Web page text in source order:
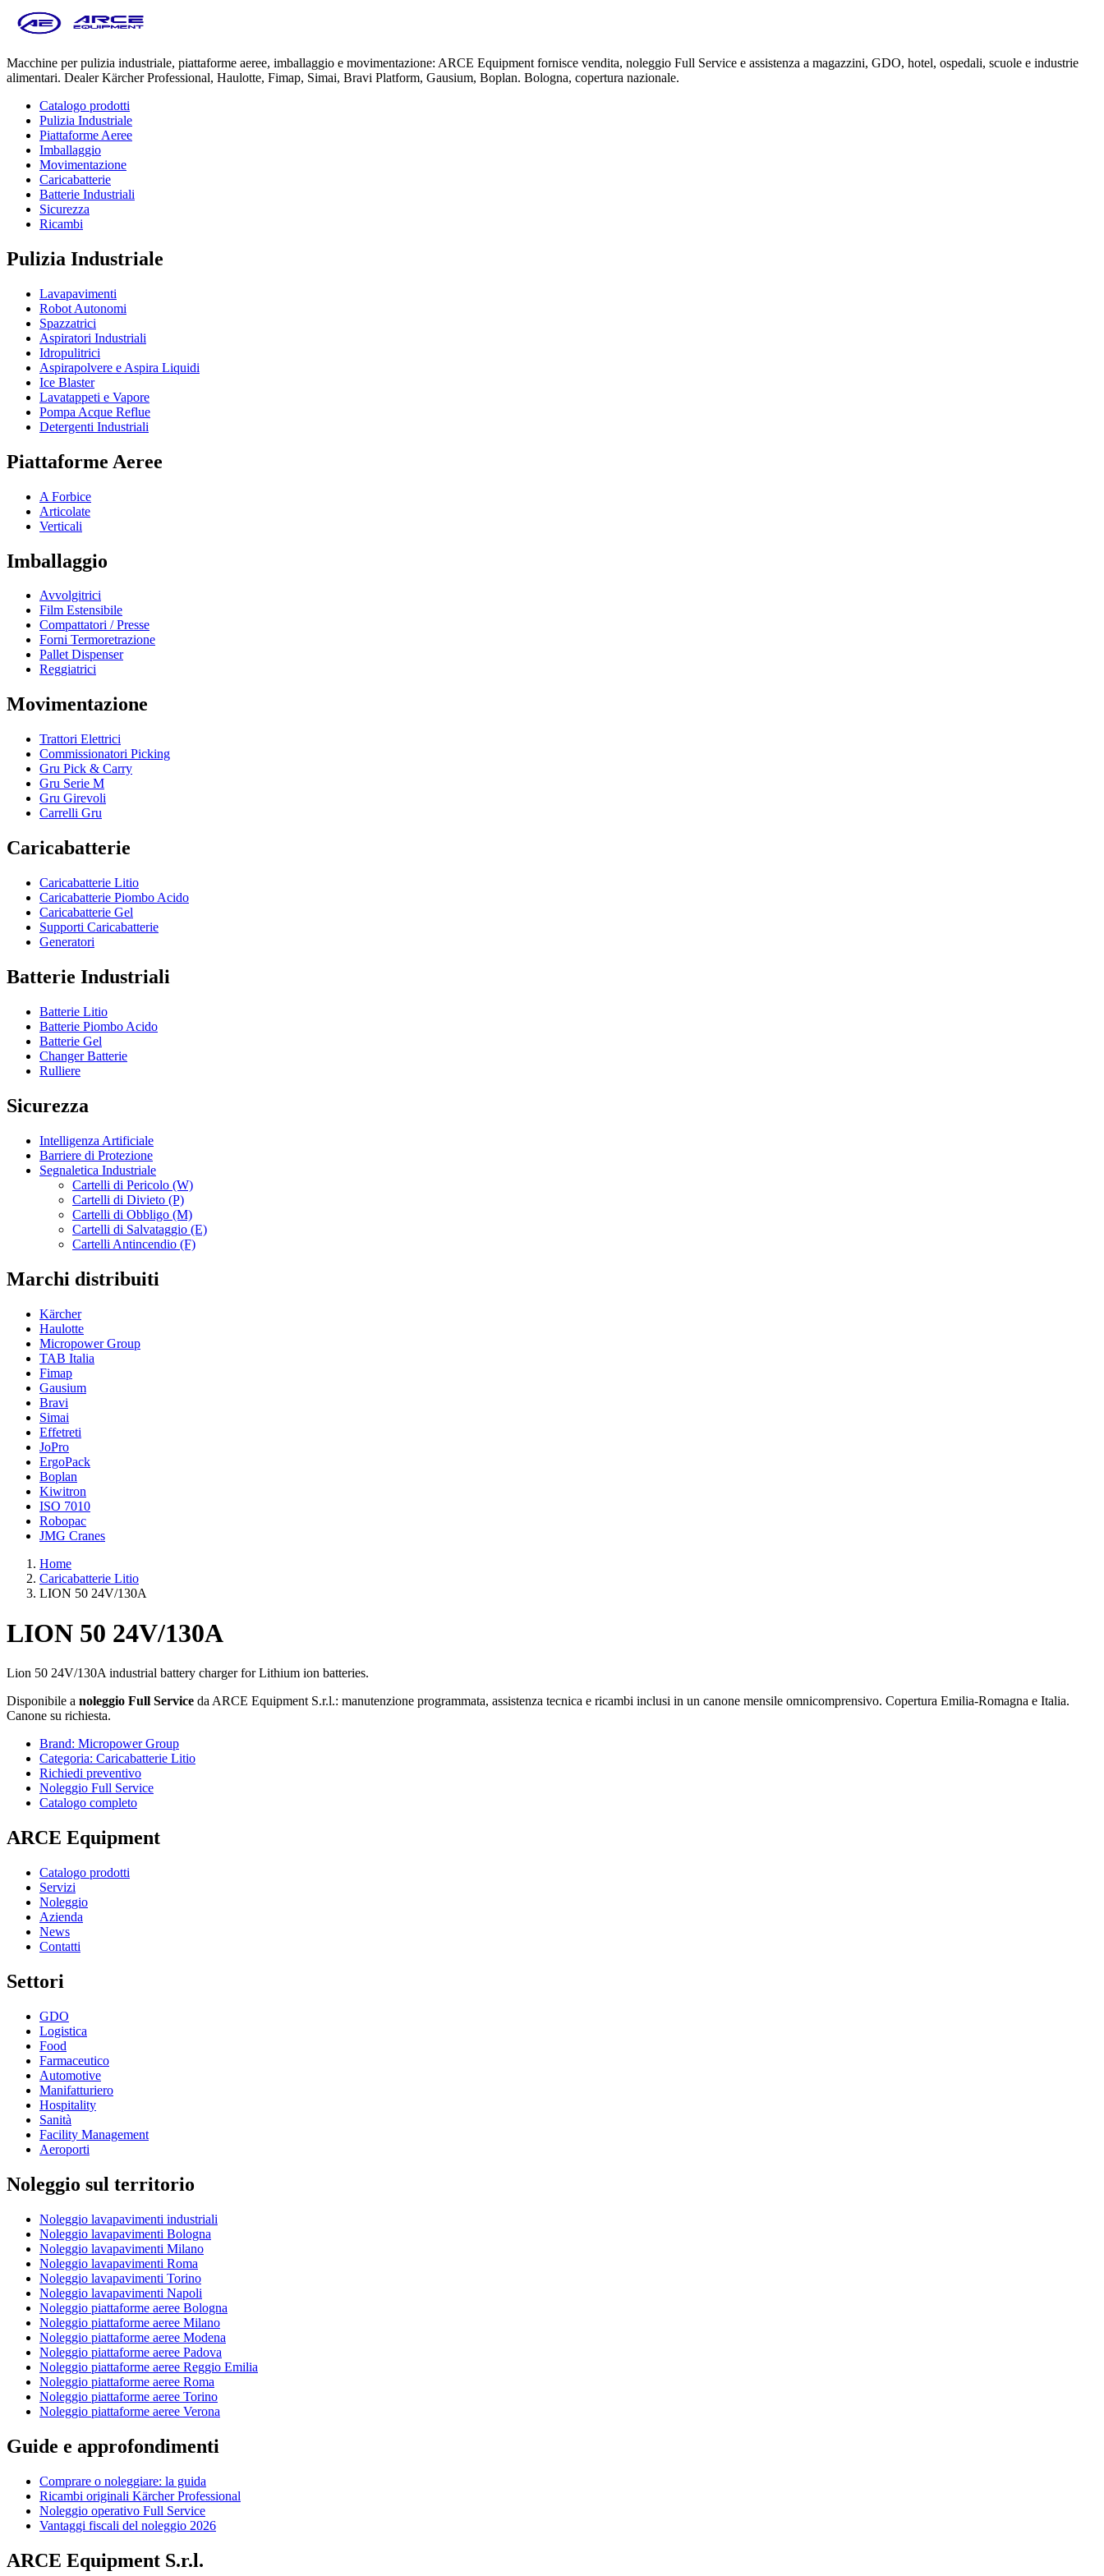
Macchine per pulizia industriale, piattaforme aeree, imballaggio e movimentazione: ARCE Equipment fornisce vendita, noleggio Full Service e assistenza a magazzini, GDO, hotel, ospedali, scuole e industrie
alimentari. Dealer Kärcher Professional, Haulotte, Fimap, Simai, Bravi Platform, Gausium, Boplan. Bologna, copertura nazionale.
Catalogo prodotti
Pulizia Industriale
Piattaforme Aeree
Imballaggio
Movimentazione
Caricabatterie
Batterie Industriali
Sicurezza
Ricambi
Pulizia Industriale
Lavapavimenti
Robot Autonomi
Spazzatrici
Aspiratori Industriali
Idropulitrici
Aspirapolvere e Aspira Liquidi
Ice Blaster
Lavatappeti e Vapore
Pompa Acque Reflue
Detergenti Industriali
Piattaforme Aeree
A Forbice
Articolate
Verticali
Imballaggio
Avvolgitrici
Film Estensibile
Compattatori / Presse
Forni Termoretrazione
Pallet Dispenser
Reggiatrici
Movimentazione
Trattori Elettrici
Commissionatori Picking
Gru Pick & Carry
Gru Serie M
Gru Girevoli
Carrelli Gru
Caricabatterie
Caricabatterie Litio
Caricabatterie Piombo Acido
Caricabatterie Gel
Supporti Caricabatterie
Generatori
Batterie Industriali
Batterie Litio
Batterie Piombo Acido
Batterie Gel
Changer Batterie
Rulliere
Sicurezza
Intelligenza Artificiale
Barriere di Protezione
Segnaletica Industriale
Cartelli di Pericolo (W)
Cartelli di Divieto (P)
Cartelli di Obbligo (M)
Cartelli di Salvataggio (E)
Cartelli Antincendio (F)
Marchi distribuiti
Kärcher
Haulotte
Micropower Group
TAB Italia
Fimap
Gausium
Bravi
Simai
Effetreti
JoPro
ErgoPack
Boplan
Kiwitron
ISO 7010
Robopac
JMG Cranes
Home
Caricabatterie Litio
LION 50 24V/130A
LION 50 24V/130A
Lion 50 24V/130A industrial battery charger for Lithium ion batteries.
Disponibile a noleggio Full Service da ARCE Equipment S.r.l.: manutenzione programmata, assistenza tecnica e ricambi inclusi in un canone mensile omnicomprensivo. Copertura Emilia-Romagna e Italia.
Canone su richiesta.
Brand: Micropower Group
Categoria: Caricabatterie Litio
Richiedi preventivo
Noleggio Full Service
Catalogo completo
ARCE Equipment
Catalogo prodotti
Servizi
Noleggio
Azienda
News
Contatti
Settori
GDO
Logistica
Food
Farmaceutico
Automotive
Manifatturiero
Hospitality
Sanità
Facility Management
Aeroporti
Noleggio sul territorio
Noleggio lavapavimenti industriali
Noleggio lavapavimenti Bologna
Noleggio lavapavimenti Milano
Noleggio lavapavimenti Roma
Noleggio lavapavimenti Torino
Noleggio lavapavimenti Napoli
Noleggio piattaforme aeree Bologna
Noleggio piattaforme aeree Milano
Noleggio piattaforme aeree Modena
Noleggio piattaforme aeree Padova
Noleggio piattaforme aeree Reggio Emilia
Noleggio piattaforme aeree Roma
Noleggio piattaforme aeree Torino
Noleggio piattaforme aeree Verona
Guide e approfondimenti
Comprare o noleggiare: la guida
Ricambi originali Kärcher Professional
Noleggio operativo Full Service
Vantaggi fiscali del noleggio 2026
ARCE Equipment S.r.l.